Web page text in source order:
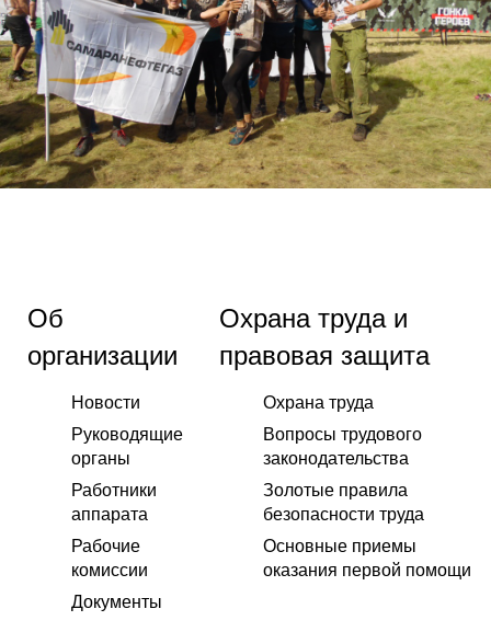
Об
организации
Новости
Руководящие
органы
Работники
аппарата
Рабочие
комиссии
Документы
Охрана труда и
правовая защита
Охрана труда
Вопросы трудового
законодательства
Золотые правила
безопасности труда
Основные приемы
оказания первой помощи